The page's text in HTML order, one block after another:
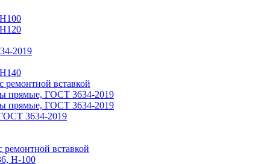
2019
вставкой
прямые, ГОСТ 3634-2019
прямые, ГОСТ 3634-2019
3634-2019
вставкой
Н-100